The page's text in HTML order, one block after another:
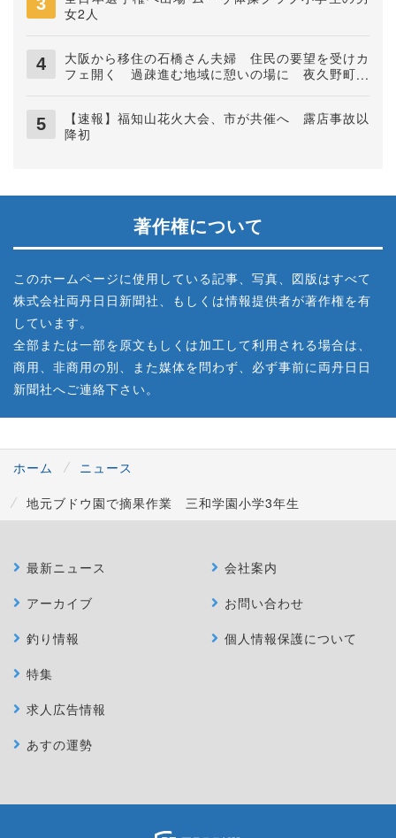
女2人
大阪から移住の石橋さん夫婦 住民の要望を受けカ
フェ開く 過疎進む地域に憩いの場に 夜久野町稲
【速報】福知山花火大会、市が共催へ 露店事故以
降初
著作権について
このホームページに使用している記事、写真、図版はすべて
株式会社両丹日日新聞社、もしくは情報提供者が著作権を有
しています。
全部または一部を原文もしくは加工して利用される場合は、
商用、非商用の別、また媒体を問わず、必ず事前に両丹日日
新聞社へご連絡下さい。
ホーム
ニュース
地元ブドウ園で摘果作業 三和学園小学3年生
最新ニュース
アーカイブ
釣り情報
特集
求人広告情報
あすの運勢
会社案内
お問い合わせ
個人情報保護について